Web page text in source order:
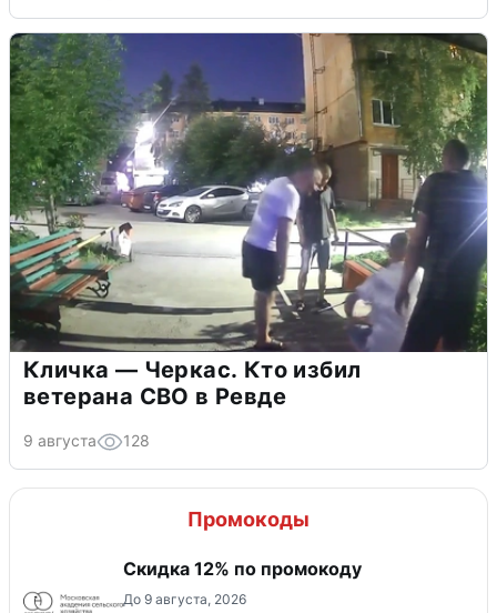
Кличка — Черкас. Кто избил
ветерана СВО в Ревде
9 августа 128
Промокоды
Скидка 12% по промокоду
До 9 августа, 2026